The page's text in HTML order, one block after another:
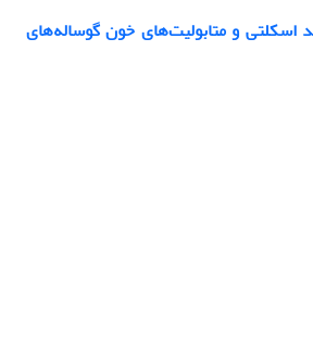
و متابولیت‌های خون گوساله‌های